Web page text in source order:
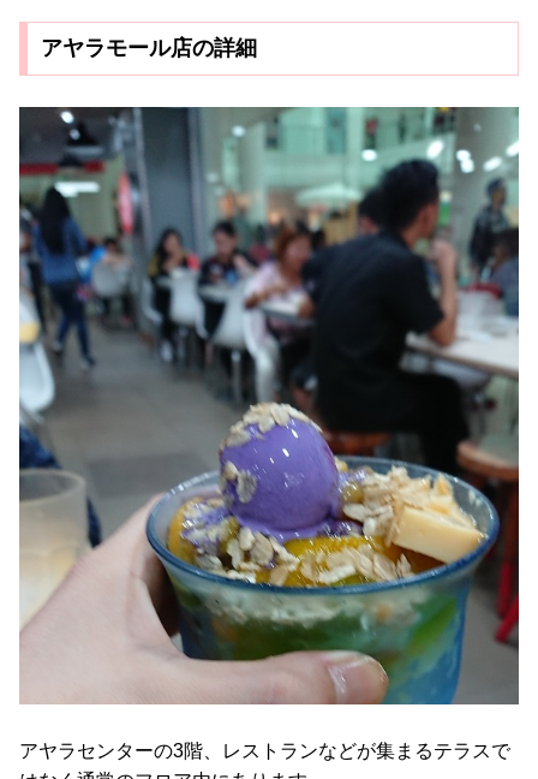
アヤラモール店の詳細
アヤラセンターの3階、レストランなどが集まるテラスで